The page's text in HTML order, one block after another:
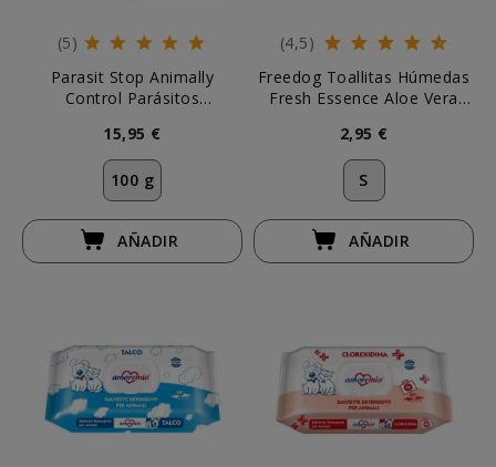
(5)
Parasit Stop Animally
Control Parásitos
Gato
15,95 €
100 g
AÑADIR
(4,5)
Freedog Toallitas Húmedas
Fresh Essence Aloe Vera
2,95 €
S
AÑADIR